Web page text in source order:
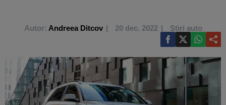
Autor: Andreea Ditcov 20 dec. 2022 Știri auto